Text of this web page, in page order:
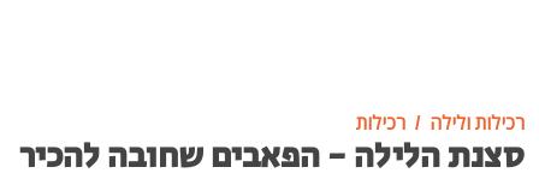
רכילות ולילה רכילות
סצנת הלילה - הפאבים שחובה להכיר